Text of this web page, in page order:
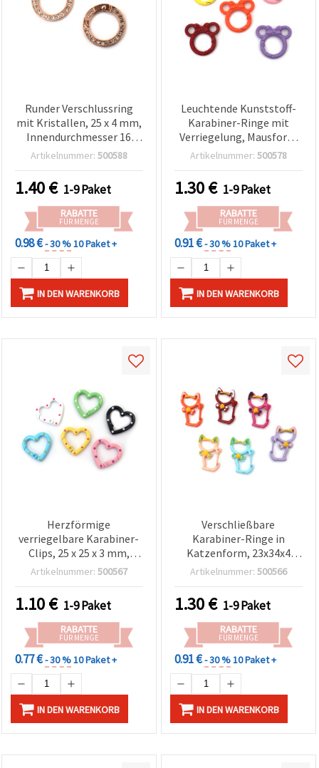
Runder Verschlussring
mit Kristallen, 25 x 4 mm,
Innendurchmesser 16
mm, roségoldfarben – 2
Artikelnummer: 500588
1.40€ 1-9 Paket
RABATTE
FÜR MENGE
0.98 €- 30 %10 Paket +
IN DEN WARENKORB
Leuchtende Kunststoff-
Karabiner-Ringe mit
Verriegelung, Mausform
mit Schleife, 38 x 35 x 4
mm, Gemischte Farben, 2
Stück – für
Schlüsselanhänger,
Taschen und
Dekorationen
Artikelnummer: 500578
1.30€ 1-9 Paket
RABATTE
FÜR MENGE
0.91 €- 30 %10 Paket +
IN DEN WARENKORB
Herzförmige
verriegelbare Karabiner-
Clips, 25 x 25 x 3 mm,
Innenöffnung 19 x 19 mm,
Bastelzubehör
Artikelnummer: 500567
1.10€ 1-9 Paket
RABATTE
FÜR MENGE
0.77 €- 30 %10 Paket +
IN DEN WARENKORB
Verschließbare
Karabiner-Ringe in
Katzenform, 23x34x4
mm, Innenloch: 10x15
Artikelnummer: 500566
1.30€ 1-9 Paket
RABATTE
FÜR MENGE
0.91 €- 30 %10 Paket +
IN DEN WARENKORB